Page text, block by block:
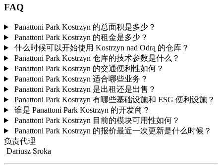
FAQ
Panattoni Park Kostrzyn 的总面积是多少？
Panattoni Park Kostrzyn 的租金是多少？
什么时候可以开始使用 Kostrzyn nad Odrą 的仓库？
Panattoni Park Kostrzyn 仓库的技术参数是什么？
Panattoni Park Kostrzyn 的交通便利性如何？
Panattoni Park Kostrzyn 适合哪些业务？
Panattoni Park Kostrzyn 是出租还是出售？
Panattoni Park Kostrzyn 有哪些基础设施和 ESG 便利设施？
谁是 Panattoni Park Kostrzyn 的开发商？
Panattoni Park Kostrzyn 目前的模块可用性如何？
Panattoni Park Kostrzyn 的报价最近一次更新是什么时候？
负责代理
Dariusz Sroka